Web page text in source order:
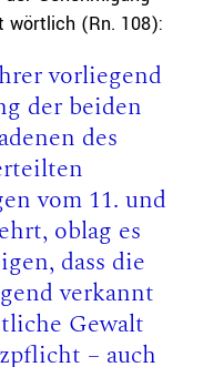
wörtlich (Rn. 108):
vorliegend
der beiden
des
vom 11. und
oblag es
dass die
verkannt
Gewalt
– auch